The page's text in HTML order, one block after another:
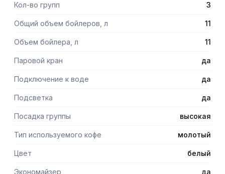
Кол-во групп 3
Общий объем бойлеров, л 11
Объем бойлера, л 11
Паровой кран да
Подключение к воде да
Подсветка да
Посадка группы высокая
Тип используемого кофе молотый
Цвет белый
Экономайзер да